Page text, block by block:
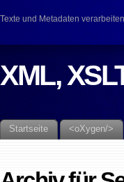
Texte und Metadaten
XML,
Startseite <oXygen/>